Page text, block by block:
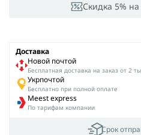
Скидка 5%
Доставка
Новой почтой
Беcплатная доставка на заказ от 2
Укрпочтой
Бесплатно при полной оплате
Meest express
По тарифам компании
Срок